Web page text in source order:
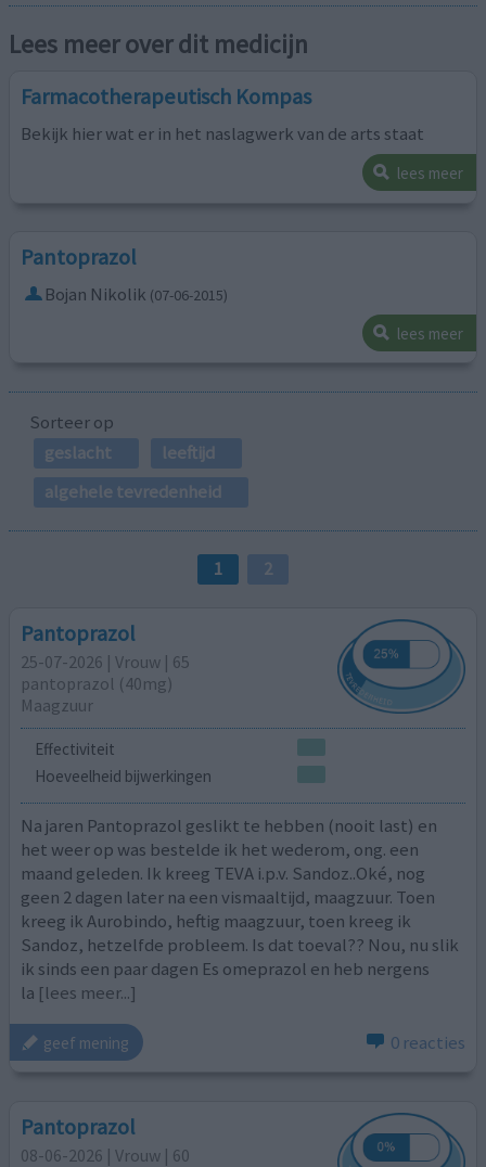
Lees meer over dit medicijn
Farmacotherapeutisch Kompas
Bekijk hier wat er in het naslagwerk van de arts staat
lees meer
Pantoprazol
Bojan Nikolik (07-06-2015)
lees meer
Sorteer op
geslacht
leeftijd
algehele tevredenheid
1 2
Pantoprazol
25-07-2026 | Vrouw | 65
pantoprazol (40mg)
Maagzuur
Effectiviteit
Hoeveelheid bijwerkingen
Na jaren Pantoprazol geslikt te hebben (nooit last) en
het weer op was bestelde ik het wederom, ong. een
maand geleden. Ik kreeg TEVA i.p.v. Sandoz..Oké, nog
geen 2 dagen later na een vismaaltijd, maagzuur. Toen
kreeg ik Aurobindo, heftig maagzuur, toen kreeg ik
Sandoz, hetzelfde probleem. Is dat toeval?? Nou, nu slik
ik sinds een paar dagen Es omeprazol en heb nergens
la [lees meer...]
geef mening 0 reacties
Pantoprazol
08-06-2026 | Vrouw | 60